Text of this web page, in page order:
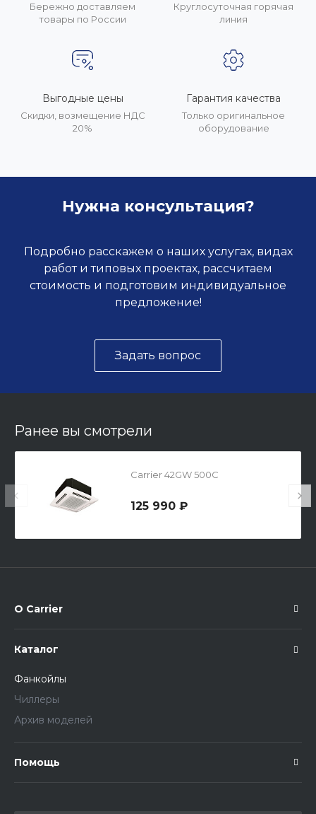
Бережно доставляем
товары по России
Круглосуточная горячая
линия
Выгодные цены
Скидки, возмещение НДС
20%
Гарантия качества
Только оригинальное
оборудование
Нужна консультация?
Подробно расскажем о наших услугах, видах
работ и типовых проектах, рассчитаем
стоимость и подготовим индивидуальное
предложение!
Задать вопрос
Ранее вы смотрели
Carrier 42GW 500C
125 990 ₽
О Carrier
Каталог
Фанкойлы
Чиллеры
Архив моделей
Помощь